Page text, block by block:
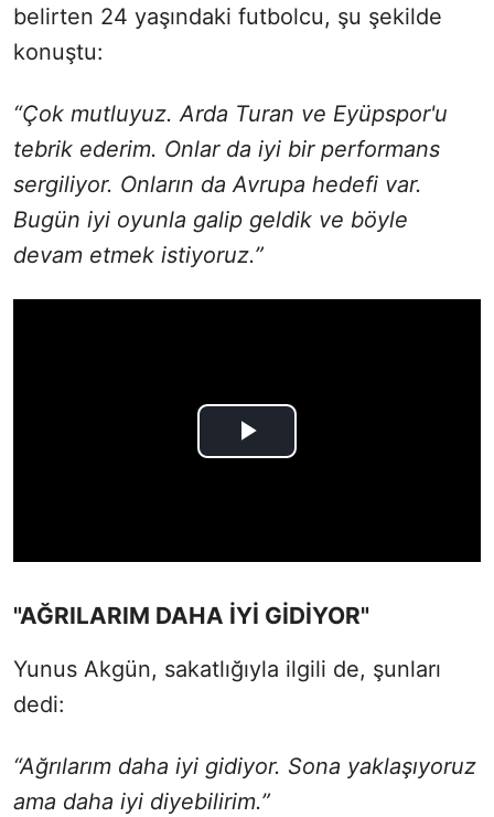
belirten 24 yaşındaki futbolcu, şu şekilde
konuştu:
“Çok mutluyuz. Arda Turan ve Eyüpspor'u
tebrik ederim. Onlar da iyi bir performans
sergiliyor. Onların da Avrupa hedefi var.
Bugün iyi oyunla galip geldik ve böyle
devam etmek istiyoruz.”
"AĞRILARIM DAHA İYİ GİDİYOR"
Yunus Akgün, sakatlığıyla ilgili de, şunları
dedi:
“Ağrılarım daha iyi gidiyor. Sona yaklaşıyoruz
ama daha iyi diyebilirim.”